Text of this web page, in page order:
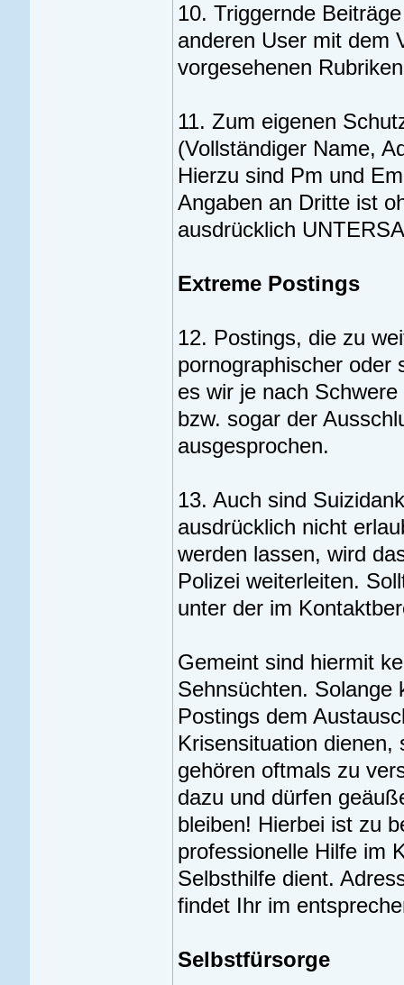
10. Triggernde
anderen User mit dem
vorgesehenen
11. Zum eigenen
(Vollständiger Name,
Hierzu sind Pm und
Angaben an Dritte ist
ausdrücklich
Extreme Postings
12. Postings, die zu
pornographischer oder
es wir je nach
bzw. sogar der
ausgesprochen.
13. Auch sind
ausdrücklich nicht
werden lassen, wird
Polizei weiterleiten.
unter der im
Gemeint sind hiermit
Sehnsüchten. Solange
Postings dem
Krisensituation
gehören oftmals zu
dazu und dürfen
bleiben! Hierbei ist zu
professionelle Hilfe im
Selbsthilfe dient.
findet Ihr im
Selbstfürsorge